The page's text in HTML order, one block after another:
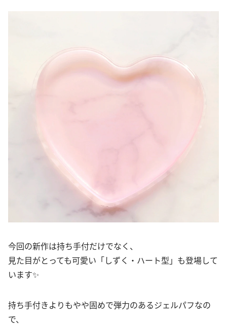
今回の新作は持ち手付だけでなく、
見た目がとっても可愛い「しずく・ハート型」も登場して
います✨
持ち手付きよりもやや固めで弾力のあるジェルパフなの
で、